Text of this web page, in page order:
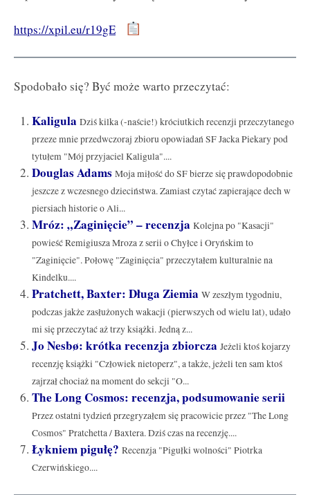
https://xpil.eu/r19gE
Spodobało się? Być może warto przeczytać:
Kaligula Dziś kilka (-naście!) króciutkich recenzji przeczytanego
przeze mnie przedwczoraj zbioru opowiadań SF Jacka Piekary pod
tytułem "Mój przyjaciel Kaligula"....
Douglas Adams Moja miłość do SF bierze się prawdopodobnie
jeszcze z wczesnego dzieciństwa. Zamiast czytać zapierające dech w
piersiach historie o Ali...
Mróz: „Zaginięcie” – recenzja Kolejna po "Kasacji"
powieść Remigiusza Mroza z serii o Chyłce i Oryńskim to
"Zaginięcie". Połowę "Zaginięcia" przeczytałem kulturalnie na
Kindelku....
Pratchett, Baxter: Długa Ziemia W zeszłym tygodniu,
podczas jakże zasłużonych wakacji (pierwszych od wielu lat), udało
mi się przeczytać aż trzy książki. Jedną z...
Jo Nesbø: krótka recenzja zbiorcza Jeżeli ktoś kojarzy
recenzję książki "Człowiek nietoperz", a także, jeżeli ten sam ktoś
zajrzał chociaż na moment do sekcji "O...
The Long Cosmos: recenzja, podsumowanie serii
Przez ostatni tydzień przegryzałem się pracowicie przez "The Long
Cosmos" Pratchetta / Baxtera. Dziś czas na recenzję....
Łykniem pigułę? Recenzja "Pigułki wolności" Piotrka
Czerwińskiego....